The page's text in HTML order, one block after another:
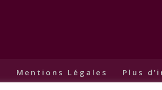
Mentions Légales Plus